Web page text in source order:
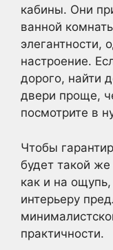
кабины. Они
ванной
элегантности,
настроение.
дорого, найти
двери проще,
посмотрите в
Чтобы
будет такой
как и на
интерьеру
практичности.